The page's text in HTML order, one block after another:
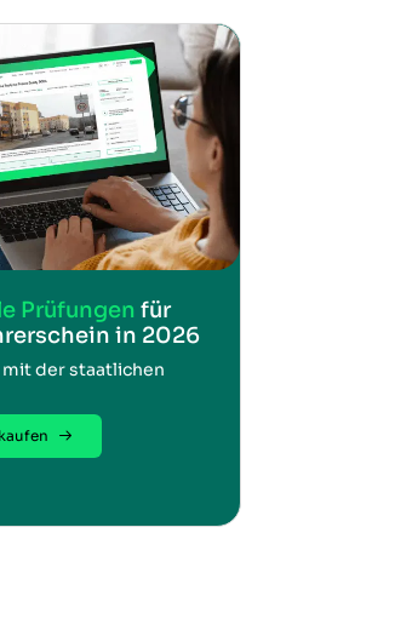
Prüfungen für
in 2026
der staatlichen